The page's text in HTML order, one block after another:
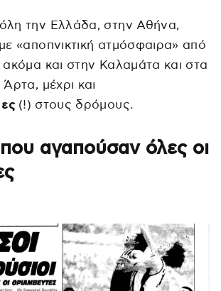
την Ελλάδα, στην Αθήνα,
«αποπνικτική ατμόσφαιρα» από
ακόμα και στην Καλαμάτα και στα
μέχρι και
(!) στους δρόμους.
αγαπούσαν όλες οι